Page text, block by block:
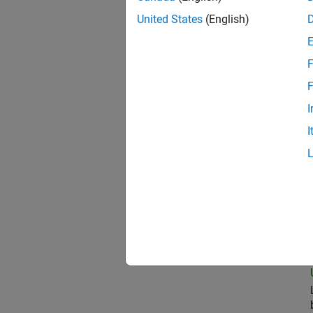
United States (English)